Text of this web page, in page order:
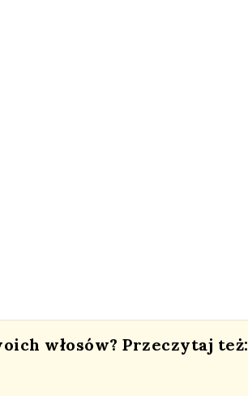
włosów? Przeczytaj też: